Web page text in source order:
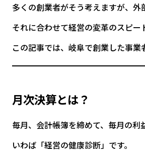
多くの創業者がそう考えますが、外
それに合わせて経営の変革のスピー
この記事では、岐阜で創業した事業
月次決算とは？
毎月、会計帳簿を締めて、毎月の利
いわば「経営の健康診断」です。